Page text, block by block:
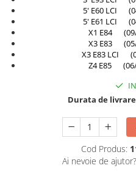
Armatura
Balama capota
Bara fata
Bara spate
Capac fata motor
5' E60 LCI
5' E61 LCI
X1 E84
X3 E83
X3 E83 LCI
Z4 E85
Durata de
Cod Produs:
Ai nevoie de ajutor?